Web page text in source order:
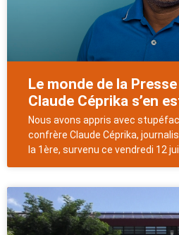
Le monde de la
Claude Céprika s’en
Nous avons appris avec
confrère Claude Céprika,
la 1ère, survenu ce vendredi 12